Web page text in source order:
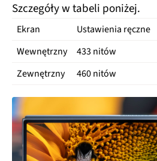
Szczegóły w tabeli poniżej.
Ekran Ustawienia ręczne
Wewnętrzny
433 nitów
Zewnętrzny
460 nitów